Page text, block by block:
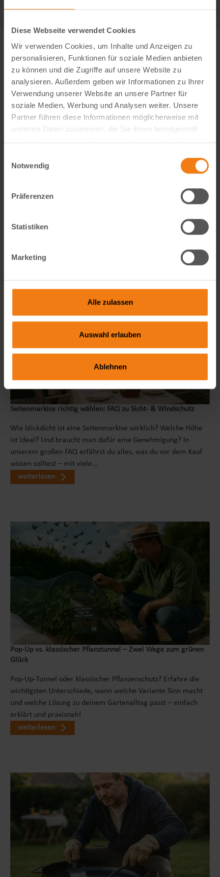
Diese Webseite verwendet Cookies
Wir verwenden Cookies, um Inhalte und Anzeigen zu
personalisieren, Funktionen für soziale Medien anbieten
zu können und die Zugriffe auf unsere Website zu
analysieren. Außerdem geben wir Informationen zu Ihrer
Verwendung unserer Website an unsere Partner für
soziale Medien, Werbung und Analysen weiter. Unsere
Partner führen diese Informationen möglicherweise mit
weiteren Daten zusammen, die Sie ihnen bereitgestellt
haben oder die sie im Rahmen Ihrer Nutzung der Dienste
Notwendig
Präferenzen
Statistiken
Marketing
Alle zulassen
Auswahl erlauben
Ablehnen
Visual Content Creator (m/w/d) – E-Commerce
Werde Teil von Lemodo360! Als Visual Content Creator
gestaltest du verkaufsstarke Amazon- und E-Commerce-
technisch, KI-getrieben und mit echtem…
Seitenmarkise richtig wählen: FAQ zu Sicht- & Windschutz
Wie blickdicht ist eine Seitenmarkise wirklich? Welche Höhe
ist ideal? Und braucht man dafür eine Genehmigung? In
unserem großen FAQ erfährst du alles, was du vor dem Kauf
wissen solltest – mit viele…
weiterlesen
Pop‑Up vs. klassischer Pflanztunnel – Zwei Wege zum grünen
Glück
Pop-Up-Tunnel oder klassischer Pflanzenschutz? Erfahre die
wichtigsten Unterschiede, wann welche Variante Sinn macht
und welche Lösung zu deinem Gartenalltag passt – einfach
erklärt und praxisnah!
weiterlesen